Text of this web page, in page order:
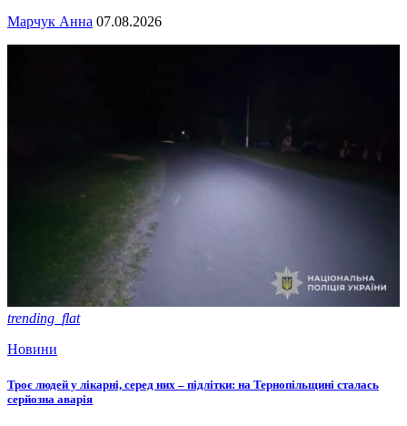
Марчук Анна 07.08.2026
trending_flat
Новини
Троє людей у лікарні, серед них – підлітки: на Тернопільщині сталась
серйозна аварія